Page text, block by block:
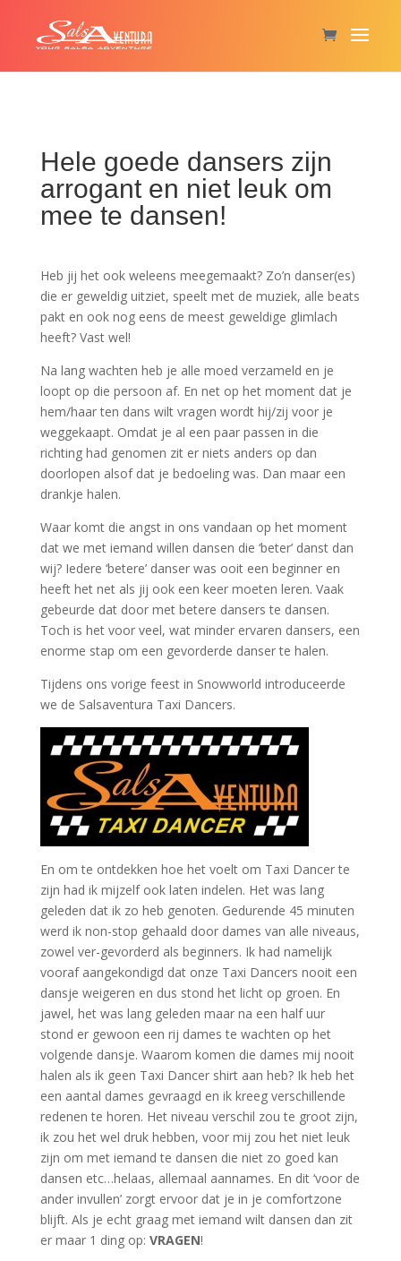
Hele goede dansers zijn
arrogant en niet leuk om
mee te dansen!
Heb jij het ook weleens meegemaakt? Zo’n danser(es)
die er geweldig uitziet, speelt met de muziek, alle beats
pakt en ook nog eens de meest geweldige glimlach
heeft? Vast wel!
Na lang wachten heb je alle moed verzameld en je
loopt op die persoon af. En net op het moment dat je
hem/haar ten dans wilt vragen wordt hij/zij voor je
weggekaapt. Omdat je al een paar passen in die
richting had genomen zit er niets anders op dan
doorlopen alsof dat je bedoeling was. Dan maar een
drankje halen.
Waar komt die angst in ons vandaan op het moment
dat we met iemand willen dansen die ‘beter’ danst dan
wij? Iedere ‘betere’ danser was ooit een beginner en
heeft het net als jij ook een keer moeten leren. Vaak
gebeurde dat door met betere dansers te dansen.
Toch is het voor veel, wat minder ervaren dansers, een
enorme stap om een gevorderde danser te halen.
Tijdens ons vorige feest in Snowworld introduceerde
we de Salsaventura Taxi Dancers.
En om te ontdekken hoe het voelt om Taxi Dancer te
zijn had ik mijzelf ook laten indelen. Het was lang
geleden dat ik zo heb genoten. Gedurende 45 minuten
werd ik non-stop gehaald door dames van alle niveaus,
zowel ver-gevorderd als beginners. Ik had namelijk
vooraf aangekondigd dat onze Taxi Dancers nooit een
dansje weigeren en dus stond het licht op groen. En
jawel, het was lang geleden maar na een half uur
stond er gewoon een rij dames te wachten op het
volgende dansje. Waarom komen die dames mij nooit
halen als ik geen Taxi Dancer shirt aan heb? Ik heb het
een aantal dames gevraagd en ik kreeg verschillende
redenen te horen. Het niveau verschil zou te groot zijn,
ik zou het wel druk hebben, voor mij zou het niet leuk
zijn om met iemand te dansen die niet zo goed kan
dansen etc…helaas, allemaal aannames. En dit ‘voor de
ander invullen’ zorgt ervoor dat je in je comfortzone
blijft. Als je echt graag met iemand wilt dansen dan zit
er maar 1 ding op: VRAGEN!